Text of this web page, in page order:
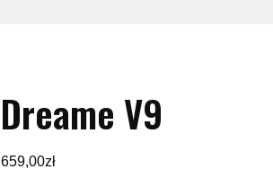
Dreame V9
659,00zł